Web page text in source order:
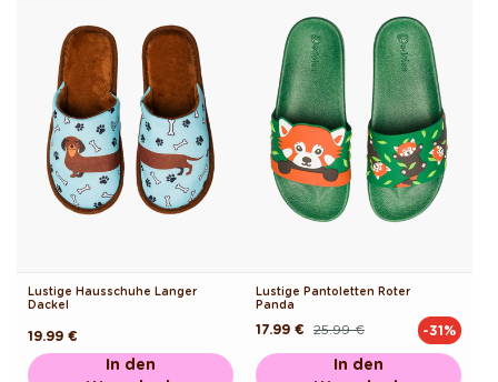
Lustige Hausschuhe Langer
Dackel
Normaler
Preis
19.99 €
In den
Lustige Pantoletten Roter
Panda
Normaler25.99 €
Verkaufspreis
17.99 € -31%
In den